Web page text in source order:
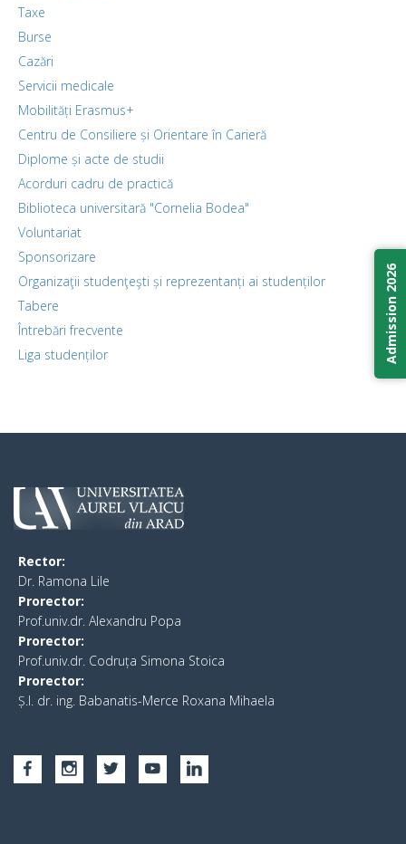
Taxe
Burse
Cazări
Servicii medicale
Mobilități Erasmus+
Centru de Consiliere și Orientare în Carieră
Diplome și acte de studii
Acorduri cadru de practică
Biblioteca universitară "Cornelia Bodea"
Voluntariat
Sponsorizare
Organizaţii studenţeşti și reprezentanți ai studenților
Tabere
Întrebări frecvente
Liga studenților
Rector:
​Dr. Ramona Lile
Prorector:
Prof.univ.dr. Alexandru Popa
Prorector:
Prof.univ.dr. Codruța Simona Stoica
Prorector:
Ș.I. dr. ing. Babanatis-Merce Roxana Mihaela
Admission 2026